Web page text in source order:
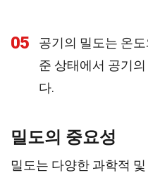
05
공기의 밀도는 온
준 상태에서 공기
다.
밀도의 중요성
밀도는 다양한 과학적